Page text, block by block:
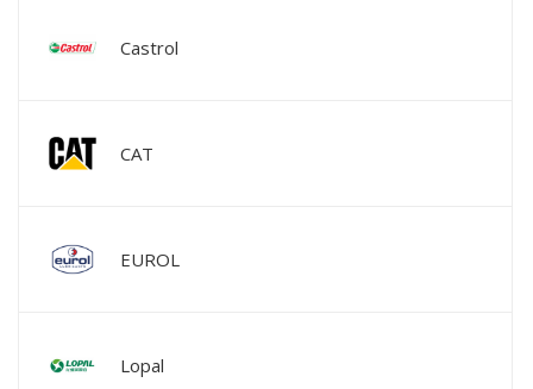
Castrol
CAT
EUROL
Lopal